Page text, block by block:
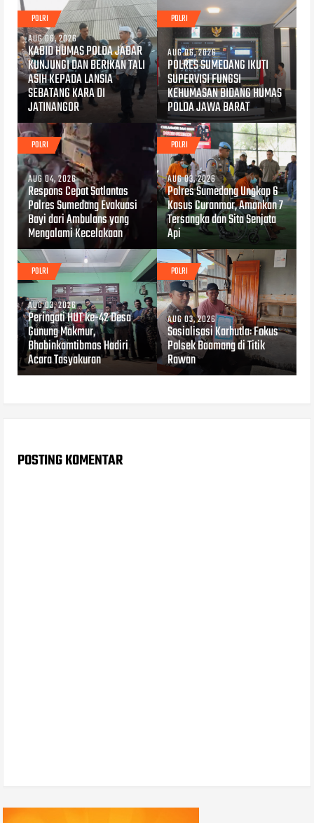
POLRI
AUG 06, 2026
KABID HUMAS POLDA JABAR
KUNJUNGI DAN BERIKAN TALI
ASIH KEPADA LANSIA
SEBATANG KARA DI
JATINANGOR
POLRI
AUG 06, 2026
POLRES SUMEDANG IKUTI
SUPERVISI FUNGSI
KEHUMASAN BIDANG HUMAS
POLDA JAWA BARAT
POLRI
AUG 04, 2026
Respons Cepat Satlantas
Polres Sumedang Evakuasi
Bayi dari Ambulans yang
Mengalami Kecelakaan
POLRI
AUG 03, 2026
Polres Sumedang Ungkap 6
Kasus Curanmor, Amankan 7
Tersangka dan Sita Senjata
Api
POLRI
AUG 03, 2026
Peringati HUT ke-42 Desa
Gunung Makmur,
Bhabinkamtibmas Hadiri
Acara Tasyakuran
POLRI
AUG 03, 2026
Sosialisasi Karhutla: Fokus
Polsek Baamang di Titik
Rawan
POSTING KOMENTAR